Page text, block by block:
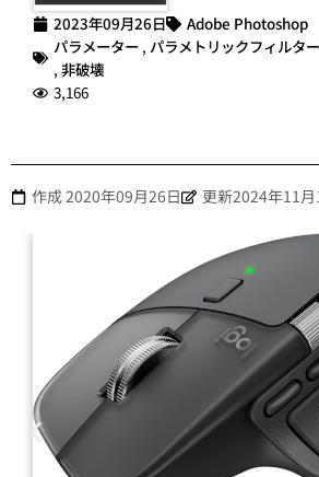
2023年09月26日
Adobe Photoshop
パラメーター , パラメトリックフィルター
, 非破壊
3,166
作成2020年09月26日 更新2024年11月